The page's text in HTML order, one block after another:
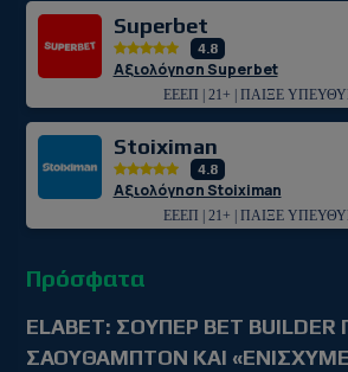
Superbet
4.8
Αξιολόγηση Superbet
ΕΕΕΠ | 21+ | ΠΑΙΞΕ
Stoiximan
4.8
Αξιολόγηση Stoiximan
ΕΕΕΠ | 21+ | ΠΑΙΞΕ
Πρόσφατα
ELABET: ΣΟΥΠΕΡ BET BUILDER
ΣΑΟΥΘΑΜΠΤΟΝ ΚΑΙ